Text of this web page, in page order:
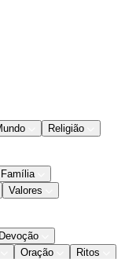
Religião
Família
Valores
Devoção
Oração
Ritos